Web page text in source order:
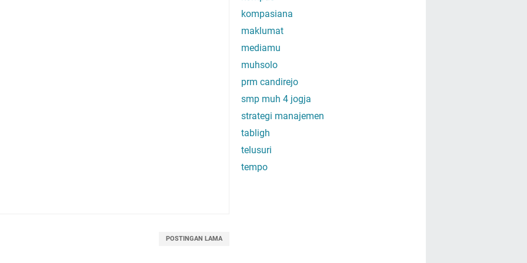
POSTINGAN LAMA
kompasiana
maklumat
mediamu
muhsolo
prm candirejo
smp muh 4 jogja
strategi manajemen
tabligh
telusuri
tempo